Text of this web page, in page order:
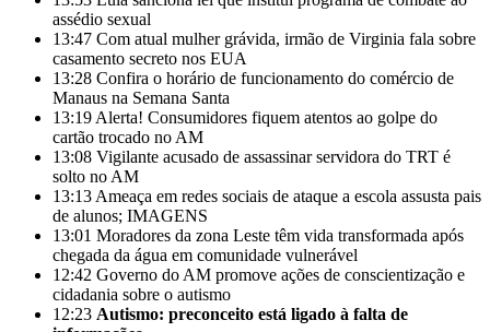
assédio sexual
13:47 Com atual mulher grávida, irmão de Virginia fala sobre
casamento secreto nos EUA
13:28 Confira o horário de funcionamento do comércio de
Manaus na Semana Santa
13:19 Alerta! Consumidores fiquem atentos ao golpe do
cartão trocado no AM
13:08 Vigilante acusado de assassinar servidora do TRT é
solto no AM
13:13 Ameaça em redes sociais de ataque a escola assusta pais
de alunos; IMAGENS
13:01 Moradores da zona Leste têm vida transformada após
chegada da água em comunidade vulnerável
12:42 Governo do AM promove ações de conscientização e
cidadania sobre o autismo
12:23 Autismo: preconceito está ligado à falta de